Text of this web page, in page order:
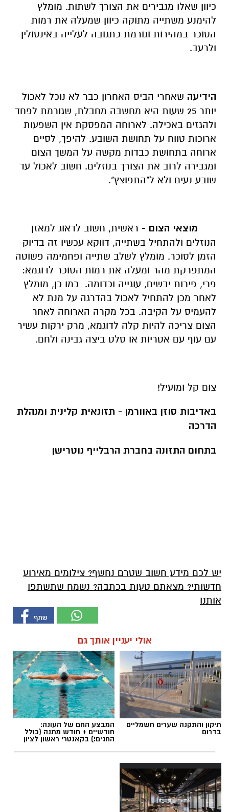
כיוון שאלו מגבירים את הצורך לשתות. מומלץ
להימנע משתייה מתוקה כיוון שמעלה את רמות
הסוכר במהירות וגורמת כתגובה לעלייה באינסולין
ולרעב.
הידיעה שאחרי הביס האחרון כבר לא נוכל לאכול
יותר 25 שעות היא מחשבה מחבלת, שגורמת לפחד
ולהגזים באכילה. לארוחה המפסקת אין השפעות
ארוכות טווח על תחושת השובע. להיפך, לסיים
ארוחה בתחושת כבדות מקשה על המשך הצום
ומגבירה לרוב את הצורך בנוזלים. חשוב לאכול עד
שובע נעים ולא ל"התפוצץ".
מוצאי הצום - ראשית, חשוב לדאוג למאזן
הנוזלים ולהתחיל בשתייה, דווקא עכשיו זה בדיוק
הזמן לסוכר. מומלץ לשלב שתייה ופחמימה פשוטה
המתפרקת מהר ומעלה את רמות הסוכר לדוגמא:
פרי, פירות יבשים, עוגייה וכדומה. כמו כן, מומלץ
לאחר מכן להתחיל לאכול בהדרגה על מנת לא
להעמיס על הקיבה. בכל מקרה הארוחה לאחר
הצום צריכה להיות קלה לדוגמא, מרק ירקות עשיר
עם עוף עם אטריות או סלט ביצה גבינה ולחם.
צום קל ומועיל!
באדיבות סוזן באוורמן - תזונאית קלינית ומנהלת
הדרכה
בתחום התזונה בחברת הרבלייף נוטרישן
יש לכם מידע חשוב שטרם נחשף? צילומים מאירוע
חדשותי? מצאתם טעות בכתבה? נשמח שתשתפו
אותנו
אולי יעניין אותך גם
תיקון והתקנה שערים חשמליים
בדרום
המבצע החם של העונה:
חודשיים + חודש מתנה (כולל
החגים!) בקאנטרי ראשון לציון